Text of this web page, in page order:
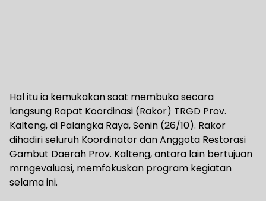
Hal itu ia kemukakan saat membuka secara
langsung Rapat Koordinasi (Rakor) TRGD Prov.
Kalteng, di Palangka Raya, Senin (26/10). Rakor
dihadiri seluruh Koordinator dan Anggota Restorasi
Gambut Daerah Prov. Kalteng, antara lain bertujuan
mrngevaluasi, memfokuskan program kegiatan
selama ini.